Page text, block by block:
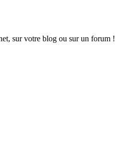
sur votre blog ou sur un forum !